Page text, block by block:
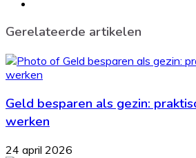
Gerelateerde artikelen
Geld besparen als gezin:
werken
24 april 2026